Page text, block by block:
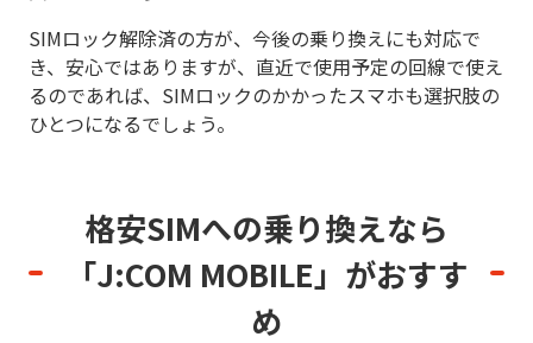
SIMロック解除済の方が、今後の乗り換えにも対応で
き、安心ではありますが、直近で使用予定の回線で使え
るのであれば、SIMロックのかかったスマホも選択肢の
ひとつになるでしょう。
格安SIMへの乗り換えなら
「J:COM MOBILE」がおすす
め